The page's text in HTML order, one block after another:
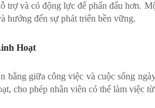
trợ và có động lực để phấn đấu hơn.
hướng đến sự phát triển bền vững.
Hoạt
giữa công việc và cuộc sống
cho phép nhân viên có thể làm việc